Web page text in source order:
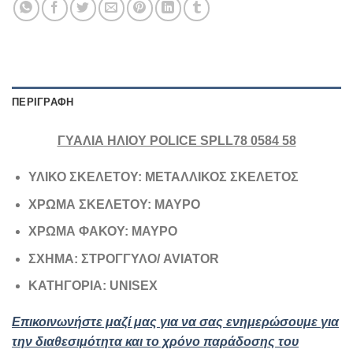
ΠΕΡΙΓΡΑΦΉ
ΓΥΑΛΙΑ ΗΛΙΟΥ POLICE SPLL78 0584 58
ΥΛΙΚΟ ΣΚΕΛΕΤΟΥ: ΜΕΤΑΛΛΙΚΟΣ ΣΚΕΛΕΤΟΣ
ΧΡΩΜΑ ΣΚΕΛΕΤΟΥ: ΜΑΥΡΟ
ΧΡΩΜΑ ΦΑΚΟΥ: ΜΑΥΡΟ
ΣΧΗΜΑ: ΣΤΡΟΓΓΥΛΟ/ AVIATOR
ΚΑΤΗΓΟΡΙΑ: UNISEX
Επικοινωνήστε μαζί μας για να σας ενημερώσουμε για
την διαθεσιμότητα και το χρόνο παράδοσης του